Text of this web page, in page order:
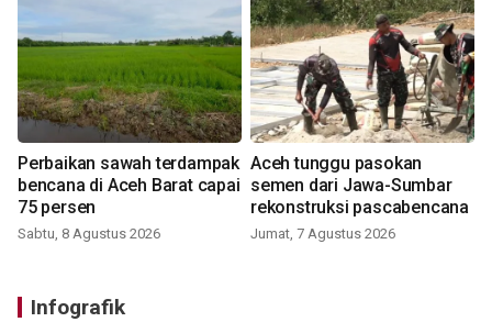
Perbaikan sawah terdampak
bencana di Aceh Barat capai
75 persen
Sabtu, 8 Agustus 2026
Aceh tunggu pasokan
semen dari Jawa-Sumbar
rekonstruksi pascabencana
Jumat, 7 Agustus 2026
Infografik